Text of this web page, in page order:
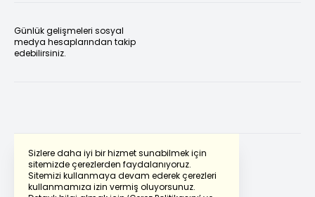
Sizlere daha iyi bir hizmet sunabilmek için
sitemizde çerezlerden faydalanıyoruz.
Sitemizi kullanmaya devam ederek çerezleri
kullanmamıza izin vermiş oluyorsunuz.
Günlük gelişmeleri sosyal
medya hesaplarından takip
edebilirsiniz.
Powered by Translate